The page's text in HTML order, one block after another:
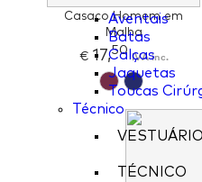
Aventais
Batas
Calças
Jaquetas
Toucas
Técnico
TÉCNICO
Casaco Homem em
Malha
€17,50 IVA inc.